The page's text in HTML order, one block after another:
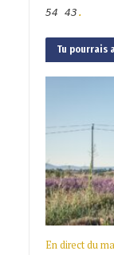
54 43 .
Tu pourrais
En direct du